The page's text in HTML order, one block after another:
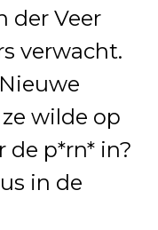
der Veer
verwacht.
ze wilde op
p*rn* in?
in de